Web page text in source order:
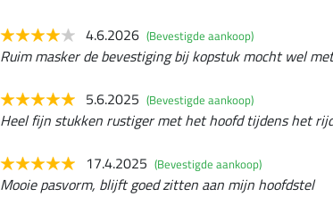
4.6.2026 (Bevestigde aankoop)
Ruim masker de bevestiging bij kopstuk mocht wel
5.6.2025 (Bevestigde aankoop)
Heel fijn stukken rustiger met het hoofd tijdens het
17.4.2025 (Bevestigde aankoop)
Mooie pasvorm, blijft goed zitten aan mijn hoofdstel